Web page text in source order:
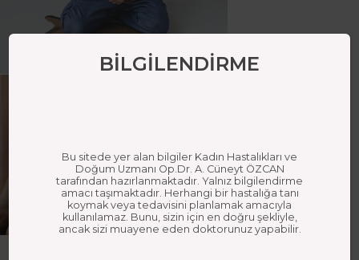
BİLGİLENDİRME
Bu sitede yer alan bilgiler Kadın Hastalıkları ve
Doğum Uzmanı Op.Dr. A. Cüneyt ÖZCAN
tarafından hazırlanmaktadır. Yalnız bilgilendirme
amacı taşımaktadır. Herhangi bir hastalığa tanı
koymak veya tedavisini planlamak amacıyla
kullanılamaz. Bunu, sizin için en doğru şekliyle,
ancak sizi muayene eden doktorunuz yapabilir.